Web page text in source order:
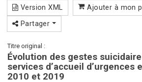
Version XML Ajouter à mon
Partager
Titre original :
Évolution des gestes
services d’accueil d’urgences
2010 et 2019